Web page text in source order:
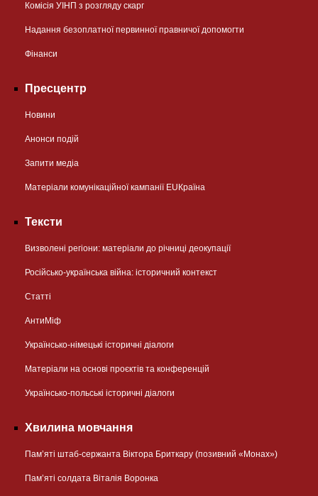
Комісія УІНП з розгляду скарг
Надання безоплатної первинної правничої допомогти
Фінанси
Пресцентр
Новини
Анонси подій
Запити медіа
Матеріали комунікаційної кампанії EUКраїна
Тексти
Визволені регіони: матеріали до річниці деокупації
Російсько-українська війна: історичний контекст
Статті
АнтиМіф
Українсько-німецькі історичні діалоги
Матеріали на основі проєктів та конференцій
Українсько-польські історичні діалоги
Хвилина мовчання
Пам’яті штаб-сержанта Віктора Бриткару (позивний «Монах»)
Пам’яті солдата Віталія Воронка